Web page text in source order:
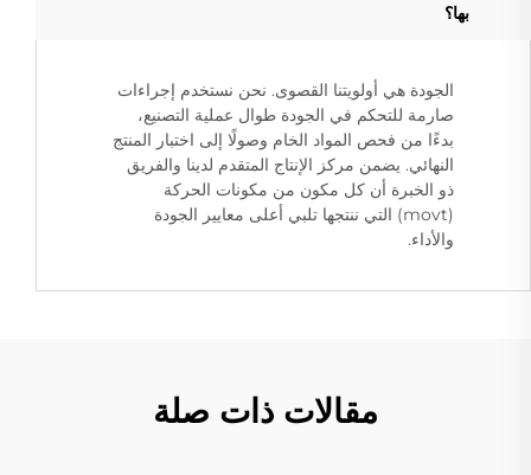
بها؟
الجودة هي أولويتنا القصوى. نحن نستخدم إجراءات
صارمة للتحكم في الجودة طوال عملية التصنيع،
بدءًا من فحص المواد الخام وصولًا إلى اختبار المنتج
النهائي. يضمن مركز الإنتاج المتقدم لدينا والفريق
ذو الخبرة أن كل مكون من مكونات الحركة
(movt) التي ننتجها تلبي أعلى معايير الجودة
والأداء.
مقالات ذات صلة